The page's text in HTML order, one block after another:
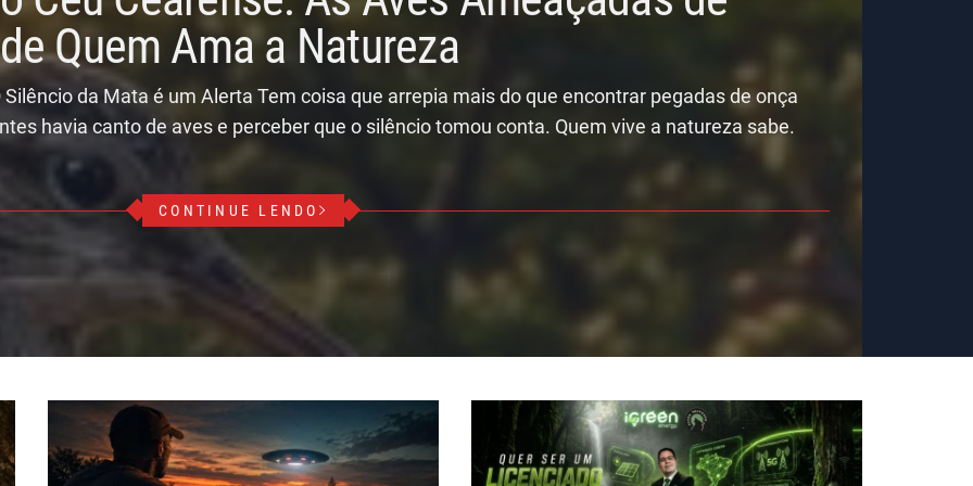
Quem Ama a Natureza
da Mata é um Alerta Tem coisa que arrepia mais do que encontrar pegadas de onça
havia canto de aves e perceber que o silêncio tomou conta. Quem vive a natureza sabe.
CONTINUE LENDO